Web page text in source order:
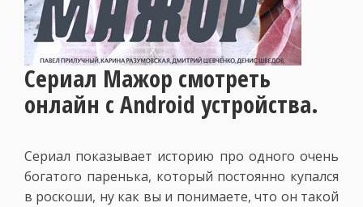
Сериал Мажор смотреть
онлайн с Android устройства.
Сериал показывает историю про одного очень
богатого паренька, который постоянно купался
в роскоши, ну как вы и понимаете, что он такой